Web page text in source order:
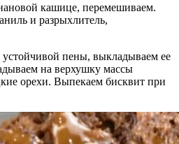
кашице, перемешиваем.
и разрыхлитель,
пены, выкладываем ее
на верхушку массы
орехи. Выпекаем бисквит при